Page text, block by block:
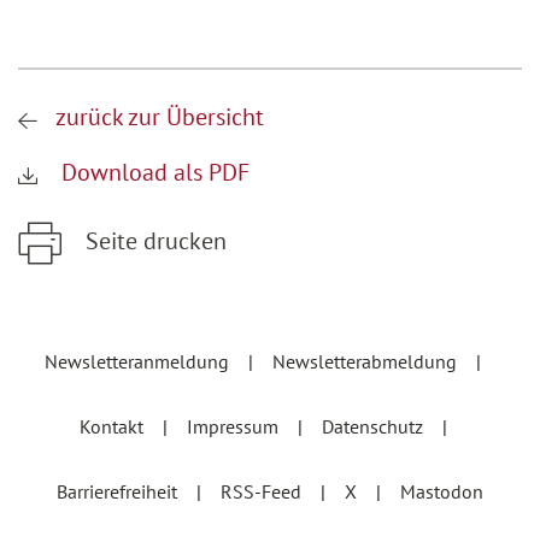
zurück zur Übersicht
Download als PDF
Seite drucken
Newsletteranmeldung
Newsletterabmeldung
Kontakt Impressum Datenschutz
Barrierefreiheit RSS-Feed X Mastodon